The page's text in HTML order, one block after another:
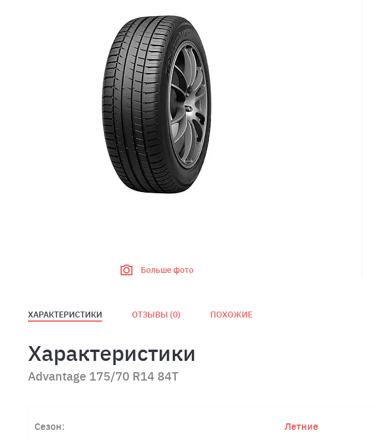
Больше фото
ХАРАКТЕРИСТИКИ ОТЗЫВЫ (0) ПОХОЖИЕ
Характеристики
Advantage 175/70 R14 84T
Сезон: Летние